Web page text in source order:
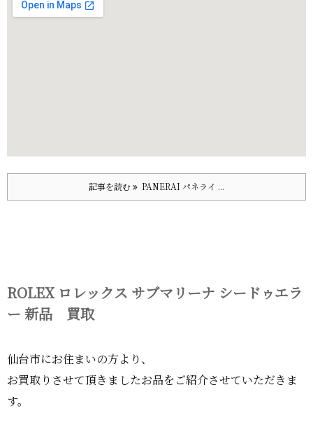
記事を読む PANERAI パネライ ...
ROLEX ロレックス サブマリーナ シードゥエラ
ー 新品 買取
仙台市にお住まいの方より、
お買取りさせて頂きましたお品をご紹介させていただきま
す。